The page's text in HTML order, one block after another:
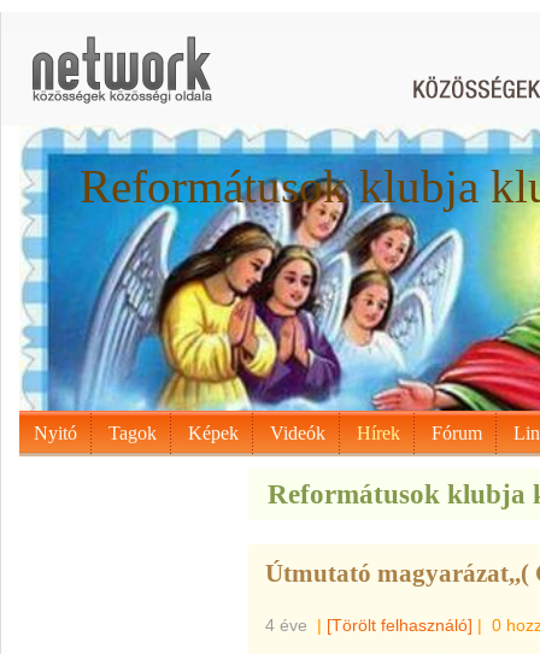
Reformátusok klubja
Nyitó Tagok Képek Videók Hírek Fórum
Reformátusok klubja
Útmutató magyarázat,,(
4 éve | [Törölt felhasználó] | 0